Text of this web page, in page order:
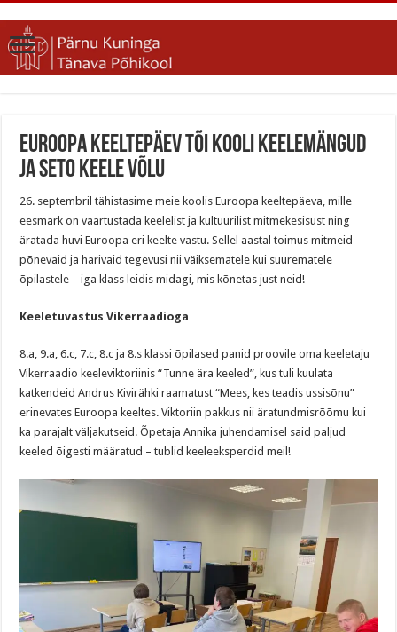
Euroopa keeltepäev tõi kooli keelemängud
ja seto keele võlu
26. septembril tähistasime meie koolis Euroopa keeltepäeva, mille
eesmärk on väärtustada keelelist ja kultuurilist mitmekesisust ning
äratada huvi Euroopa eri keelte vastu. Sellel aastal toimus mitmeid
põnevaid ja harivaid tegevusi nii väiksematele kui suurematele
õpilastele – iga klass leidis midagi, mis kõnetas just neid!
Keeletuvastus Vikerraadioga
8.a, 9.a, 6.c, 7.c, 8.c ja 8.s klassi õpilased panid proovile oma keeletaju
Vikerraadio keeleviktoriinis “Tunne ära keeled”, kus tuli kuulata
katkendeid Andrus Kivirähki raamatust “Mees, kes teadis ussisõnu”
erinevates Euroopa keeltes. Viktoriin pakkus nii äratundmisrõõmu kui
ka parajalt väljakutseid. Õpetaja Annika juhendamisel said paljud
keeled õigesti määratud – tublid keeleeksperdid meil!